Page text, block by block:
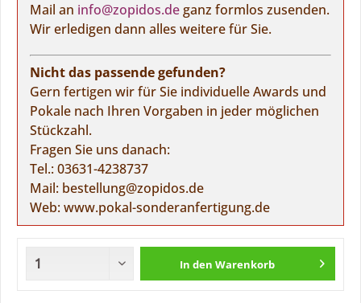
Mail an info@zopidos.deganz formlos zusenden.
Wir erledigen dann alles weitere für Sie.
Nicht das passende gefunden?
Gern fertigen wir für Sie individuelle Awards und
Pokale nach Ihren Vorgaben in jeder möglichen
Stückzahl.
Fragen Sie uns danach:
Tel.:03631-4238737
Mail: bestellung@zopidos.de
Web:www.pokal-sonderanfertigung.de
In den Warenkorb